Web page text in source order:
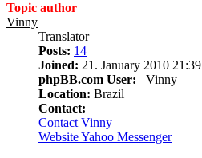
Topic author
Vinny
Translator
Posts: 14
Joined: 21. January 2010 21:39
phpBB.com User: _Vinny_
Location: Brazil
Contact:
Contact Vinny
WebsiteYahoo Messenger